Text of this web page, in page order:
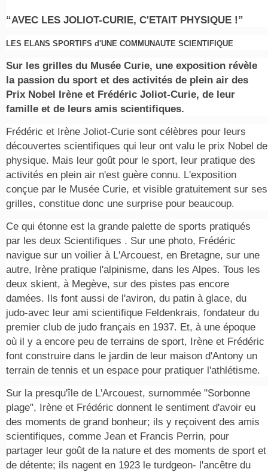
“AVEC LES JOLIOT-CURIE, C'ETAIT PHYSIQUE !”
LES ELANS SPORTIFS d'UNE COMMUNAUTE SCIENTIFIQUE
Sur les grilles du Musée Curie, une exposition révèle
la passion du sport et des activités de plein air des
Prix Nobel Irène et Frédéric Joliot-Curie, de leur
famille et de leurs amis scientifiques.
Frédéric et Irène Joliot-Curie sont célèbres pour leurs
découvertes scientifiques qui leur ont valu le prix Nobel de
physique. Mais leur goût pour le sport, leur pratique des
activités en plein air n'est guère connu. L'exposition
conçue par le Musée Curie, et visible gratuitement sur ses
grilles, constitue donc une surprise pour beaucoup.
Ce qui étonne est la grande palette de sports pratiqués
par les deux Scientifiques . Sur une photo, Frédéric
navigue sur un voilier à L'Arcouest, en Bretagne, sur une
autre, Irène pratique l'alpinisme, dans les Alpes. Tous les
deux skient, à Megève, sur des pistes pas encore
damées. Ils font aussi de l'aviron, du patin à glace, du
judo-avec leur ami scientifique Feldenkrais, fondateur du
premier club de judo français en 1937. Et, à une époque
où il y a encore peu de terrains de sport, Irène et Frédéric
font construire dans le jardin de leur maison d'Antony un
terrain de tennis et un espace pour pratiquer l'athlétisme.
Sur la presqu'île de L'Arcouest, surnommée "Sorbonne
plage", Irène et Frédéric donnent le sentiment d'avoir eu
des moments de grand bonheur; ils y reçoivent des amis
scientifiques, comme Jean et Francis Perrin, pour
partager leur goût de la nature et des moments de sport et
de détente; ils nagent en 1923 le turdgeon- l'ancêtre du